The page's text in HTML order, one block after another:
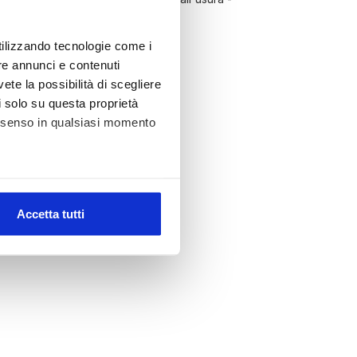
tecnologie come i
annunci e contenuti
la possibilità di scegliere
su questa proprietà
in qualsiasi momento
(impronte
Accetta tutti